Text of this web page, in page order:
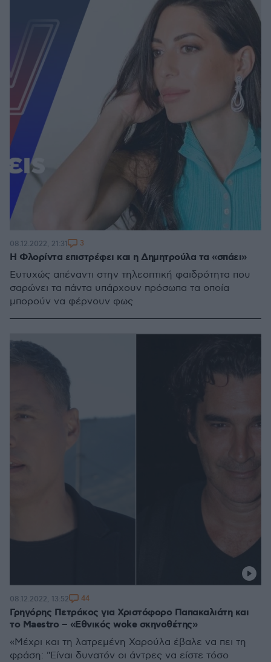
Η Φλορίντα επιστρέφει και η Δημητρούλα τα «σπάει»
Ευτυχώς απέναντι στην τηλεοπτική φαιδρότητα που
σαρώνει τα πάντα υπάρχουν πρόσωπα τα οποία
μπορούν να φέρνουν φως
08.12.2022, 21:31 3
Γρηγόρης Πετράκος για Χριστόφορο Παπακαλιάτη και
το Maestro – «Εθνικός woke σκηνοθέτης»
«Μέχρι και τη λατρεμένη Χαρούλα έβαλε να πει τη
φράση: "Είναι δυνατόν οι άντρες να είστε τόσο
08.12.2022, 13:52 44